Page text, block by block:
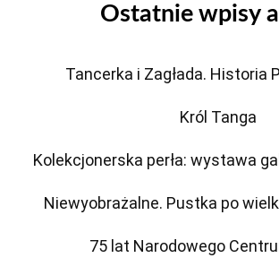
Ostatnie wpisy
Tancerka i Zagłada. Historia
Król Tanga
Kolekcjonerska perła: wystawa
Niewyobrażalne. Pustka po
75 lat Narodowego